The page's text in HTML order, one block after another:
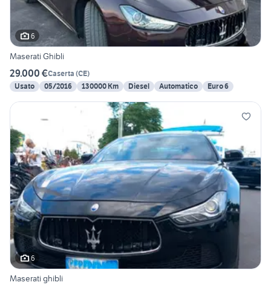
6
Maserati Ghibli
29.000 €Caserta (CE)
Usato
05/2016 130000 Km Diesel Automatico Euro 6
6
Maserati ghibli